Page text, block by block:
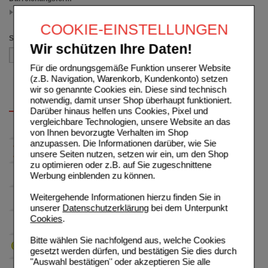
COOKIE-EINSTELLUNGEN
Wir schützen Ihre Daten!
Für die ordnungsgemäße Funktion unserer Website
(z.B. Navigation, Warenkorb, Kundenkonto) setzen
wir so genannte Cookies ein. Diese sind technisch
notwendig, damit unser Shop überhaupt funktioniert.
Darüber hinaus helfen uns Cookies, Pixel und
vergleichbare Technologien, unsere Website an das
von Ihnen bevorzugte Verhalten im Shop
anzupassen. Die Informationen darüber, wie Sie
unsere Seiten nutzen, setzen wir ein, um den Shop
zu optimieren oder z.B. auf Sie zugeschnittene
Werbung einblenden zu können.
Weitergehende Informationen hierzu finden Sie in
unserer Datenschutzerklärungbei dem Unterpunkt
Cookies.
Bitte wählen Sie nachfolgend aus, welche Cookies
gesetzt werden dürfen, und bestätigen Sie dies durch
"Auswahl bestätigen" oder akzeptieren Sie alle
Sortieren nach